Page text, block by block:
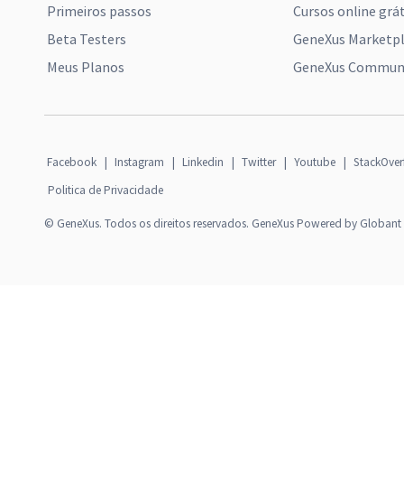
Primeiros passos
Beta Testers
Meus Planos
Cursos online
GeneXus
GeneXus
Facebook | Instagram | Linkedin | Twitter | Youtube |
Politica de Privacidade
© GeneXus. Todos os direitos reservados. GeneXus Powered by Globant